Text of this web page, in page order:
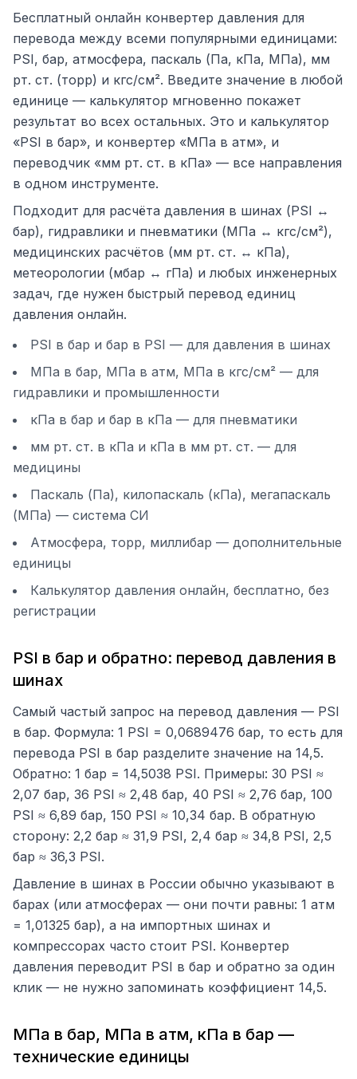
Бесплатный онлайн конвертер давления для
перевода между всеми популярными единицами:
PSI, бар, атмосфера, паскаль (Па, кПа, МПа), мм
рт. ст. (торр) и кгс/см². Введите значение в любой
единице — калькулятор мгновенно покажет
результат во всех остальных. Это и калькулятор
«PSI в бар», и конвертер «МПа в атм», и
переводчик «мм рт. ст. в кПа» — все направления
в одном инструменте.
Подходит для расчёта давления в шинах (PSI ↔
бар), гидравлики и пневматики (МПа ↔ кгс/см²),
медицинских расчётов (мм рт. ст. ↔ кПа),
метеорологии (мбар ↔ гПа) и любых инженерных
задач, где нужен быстрый перевод единиц
давления онлайн.
PSI в бар и бар в PSI — для давления в шинах
МПа в бар, МПа в атм, МПа в кгс/см² — для
гидравлики и промышленности
кПа в бар и бар в кПа — для пневматики
мм рт. ст. в кПа и кПа в мм рт. ст. — для
медицины
Паскаль (Па), килопаскаль (кПа), мегапаскаль
(МПа) — система СИ
Атмосфера, торр, миллибар — дополнительные
единицы
Калькулятор давления онлайн, бесплатно, без
регистрации
PSI в бар и обратно: перевод давления в
шинах
Самый частый запрос на перевод давления — PSI
в бар. Формула: 1 PSI = 0,0689476 бар, то есть для
перевода PSI в бар разделите значение на 14,5.
Обратно: 1 бар = 14,5038 PSI. Примеры: 30 PSI ≈
2,07 бар, 36 PSI ≈ 2,48 бар, 40 PSI ≈ 2,76 бар, 100
PSI ≈ 6,89 бар, 150 PSI ≈ 10,34 бар. В обратную
сторону: 2,2 бар ≈ 31,9 PSI, 2,4 бар ≈ 34,8 PSI, 2,5
бар ≈ 36,3 PSI.
Давление в шинах в России обычно указывают в
барах (или атмосферах — они почти равны: 1 атм
= 1,01325 бар), а на импортных шинах и
компрессорах часто стоит PSI. Конвертер
давления переводит PSI в бар и обратно за один
клик — не нужно запоминать коэффициент 14,5.
МПа в бар, МПа в атм, кПа в бар —
технические единицы